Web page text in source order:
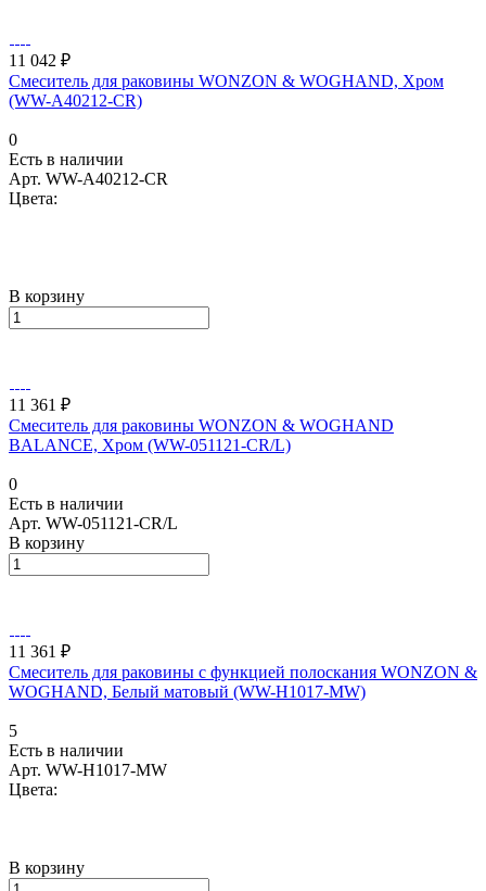
11 042 ₽
Смеситель для раковины WONZON & WOGHAND, Хром
(WW-A40212-CR)
0
Есть в наличии
Арт. WW-A40212-CR
Цвета:
В корзину
11 361 ₽
Смеситель для раковины WONZON & WOGHAND
BALANCE, Хром (WW-051121-CR/L)
0
Есть в наличии
Арт. WW-051121-CR/L
В корзину
11 361 ₽
Смеситель для раковины с функцией полоскания WONZON &
WOGHAND, Белый матовый (WW-H1017-MW)
5
Есть в наличии
Арт. WW-H1017-MW
Цвета:
В корзину